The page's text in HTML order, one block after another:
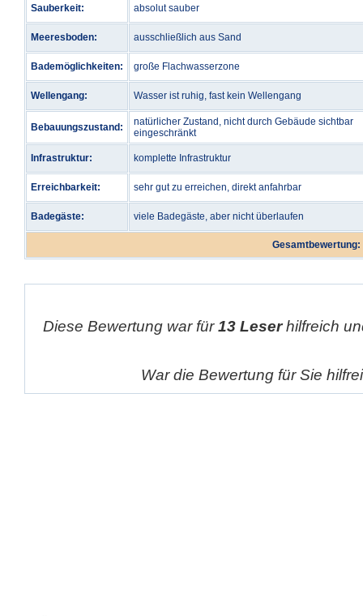
Sauberkeit: absolut sauber
Meeresboden: ausschließlich aus Sand
Bademöglichkeiten: große Flachwasserzone
Wellengang: Wasser ist ruhig, fast kein Wellengang
Bebauungszustand:
natürlicher Zustand, nicht durch Gebäude sichtbar
eingeschränkt
Infrastruktur: komplette Infrastruktur
Erreichbarkeit: sehr gut zu erreichen, direkt anfahrbar
Badegäste: viele Badegäste, aber nicht überlaufen
Gesamtbewertung:
Diese Bewertung war für13 Leserhilfreich
War die Bewertung für Sie